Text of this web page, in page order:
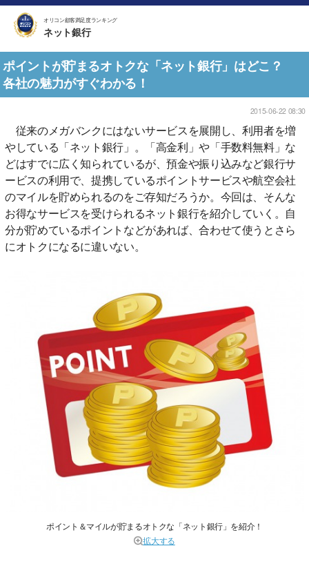
オリコン顧客満足度ランキング
ネット銀行
ポイントが貯まるオトクな「ネット銀行」はどこ？
各社の魅力がすぐわかる！
2015-06-22 08:30
従来のメガバンクにはないサービスを展開し、利用者を増
やしている「ネット銀行」。「高金利」や「手数料無料」な
どはすでに広く知られているが、預金や振り込みなど銀行サ
ービスの利用で、提携しているポイントサービスや航空会社
のマイルを貯められるのをご存知だろうか。今回は、そんな
お得なサービスを受けられるネット銀行を紹介していく。自
分が貯めているポイントなどがあれば、合わせて使うとさら
にオトクになるに違いない。
ポイント＆マイルが貯まるオトクな「ネット銀行」を紹介！
拡大する